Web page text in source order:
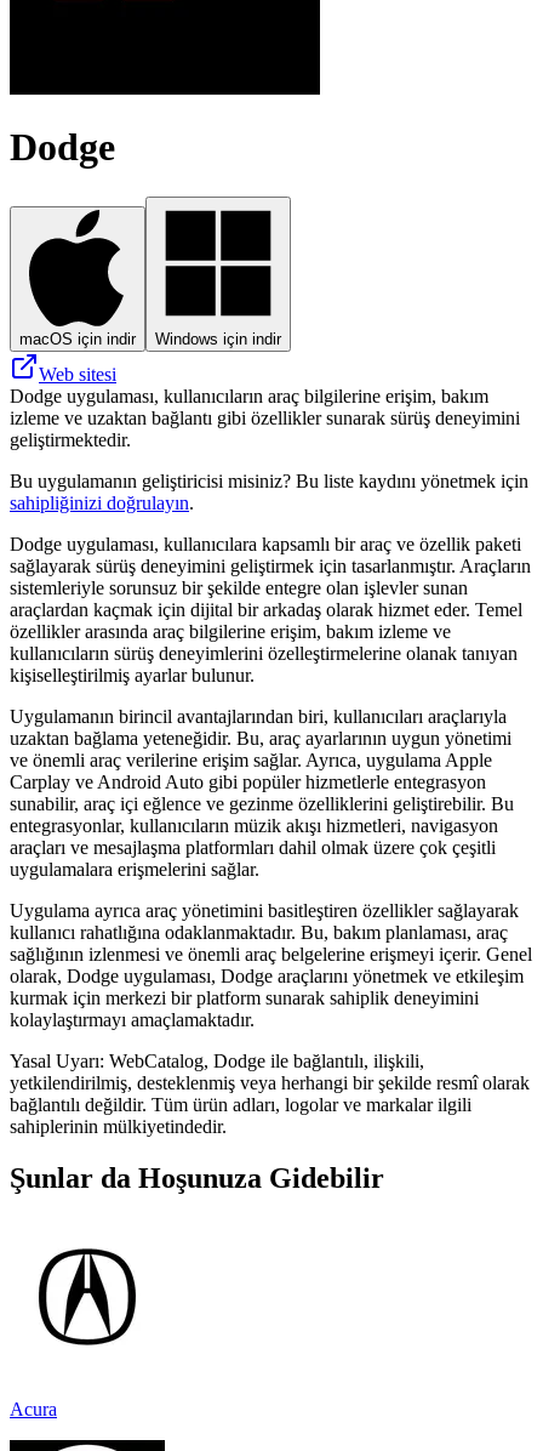
Dodge
macOS için indir Windows için indir
Web sitesi
Dodge uygulaması, kullanıcıların araç bilgilerine erişim, bakım
izleme ve uzaktan bağlantı gibi özellikler sunarak sürüş deneyimini
geliştirmektedir.
Bu uygulamanın geliştiricisi misiniz? Bu liste kaydını yönetmek için
sahipliğinizi doğrulayın.
Dodge uygulaması, kullanıcılara kapsamlı bir araç ve özellik paketi
sağlayarak sürüş deneyimini geliştirmek için tasarlanmıştır. Araçların
sistemleriyle sorunsuz bir şekilde entegre olan işlevler sunan
araçlardan kaçmak için dijital bir arkadaş olarak hizmet eder. Temel
özellikler arasında araç bilgilerine erişim, bakım izleme ve
kullanıcıların sürüş deneyimlerini özelleştirmelerine olanak tanıyan
kişiselleştirilmiş ayarlar bulunur.
Uygulamanın birincil avantajlarından biri, kullanıcıları araçlarıyla
uzaktan bağlama yeteneğidir. Bu, araç ayarlarının uygun yönetimi
ve önemli araç verilerine erişim sağlar. Ayrıca, uygulama Apple
Carplay ve Android Auto gibi popüler hizmetlerle entegrasyon
sunabilir, araç içi eğlence ve gezinme özelliklerini geliştirebilir. Bu
entegrasyonlar, kullanıcıların müzik akışı hizmetleri, navigasyon
araçları ve mesajlaşma platformları dahil olmak üzere çok çeşitli
uygulamalara erişmelerini sağlar.
Uygulama ayrıca araç yönetimini basitleştiren özellikler sağlayarak
kullanıcı rahatlığına odaklanmaktadır. Bu, bakım planlaması, araç
sağlığının izlenmesi ve önemli araç belgelerine erişmeyi içerir. Genel
olarak, Dodge uygulaması, Dodge araçlarını yönetmek ve etkileşim
kurmak için merkezi bir platform sunarak sahiplik deneyimini
kolaylaştırmayı amaçlamaktadır.
Yasal Uyarı: WebCatalog, Dodge ile bağlantılı, ilişkili,
yetkilendirilmiş, desteklenmiş veya herhangi bir şekilde resmî olarak
bağlantılı değildir. Tüm ürün adları, logolar ve markalar ilgili
sahiplerinin mülkiyetindedir.
Şunlar da Hoşunuza Gidebilir
Acura